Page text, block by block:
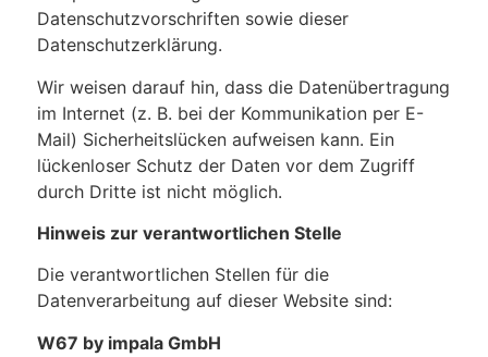
Datenschutzvorschriften sowie dieser
Datenschutzerklärung.
Wir weisen darauf hin, dass die Datenübertragung
im Internet (z. B. bei der Kommunikation per E-
Mail) Sicherheitslücken aufweisen kann. Ein
lückenloser Schutz der Daten vor dem Zugriff
durch Dritte ist nicht möglich.
Hinweis zur verantwortlichen Stelle
Die verantwortlichen Stellen für die
Datenverarbeitung auf dieser Website sind:
W67 by impala GmbH